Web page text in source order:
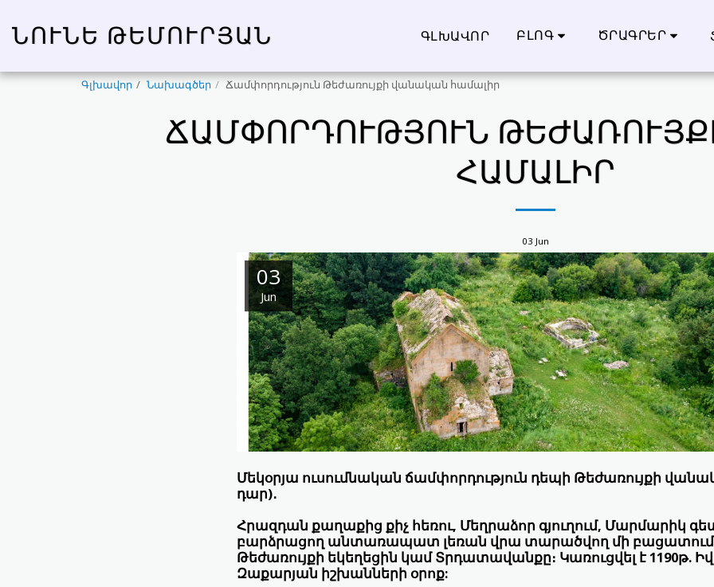
ՆՈՒՆԵ ԹԵՄՈՒՐՅԱՆ ԳԼԽԱՎՈՐ ԲԼՈԳ ԾՐԱԳՐԵՐ
Գլխավոր Նախագծեր Ճամփորդություն Թեժառույքի վանական համալիր
ՃԱՄՓՈՐԴՈՒԹՅՈՒՆ
ՀԱՄԱԼԻՐ
03 Jun
03
Jun
Մեկօրյա ուսումնական ճամփորդություն դեպի Թեժառույքի
դար)․
Հրազդան քաղաքից քիչ հեռու, Մեղրաձոր գյուղում, Մարմարիկ
բարձրացող անտառապատ լեռան վրա տարածվող մի բացատում
Թեժառույքի եկեղեցին կամ Տրդատավանքը։ Կառուցվել է 1190թ.
Զաքարյան իշխանների օրոք: